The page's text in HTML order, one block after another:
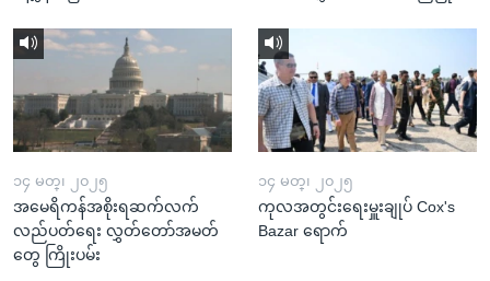
၁၄ မတ္၊ ၂၀၂၅
အမေရိကန်အစိုးရဆက်လက်
လည်ပတ်ရေး လွှတ်တော်အမတ်
တွေ ကြိုးပမ်း
၁၄ မတ္၊ ၂၀၂၅
ကုလအတွင်းရေးမှူးချုပ် Cox's
Bazar ရောက်